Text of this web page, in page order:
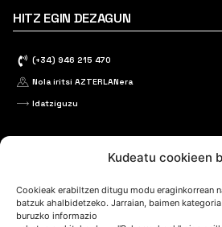
Kudeatu cookieen
Cookieak erabiltzen ditugu modu eraginkorrean
batzuk ahalbidetzeko. Jarraian, baimen
buruzko informazio
HITZ EGIN DEZAGUN
(+34) 946 215 470
Nola iritsi AZTERLANera
Idatziguzu